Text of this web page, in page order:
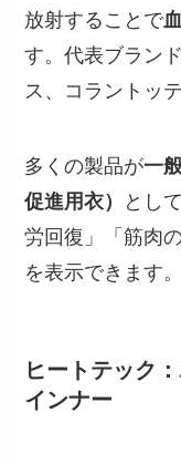
放射することで
す。代表ブラン
ス、コラントッ
多くの製品が一
促進用衣）
とし
労回復」「筋肉
を表示できます。
ヒートテック
インナー